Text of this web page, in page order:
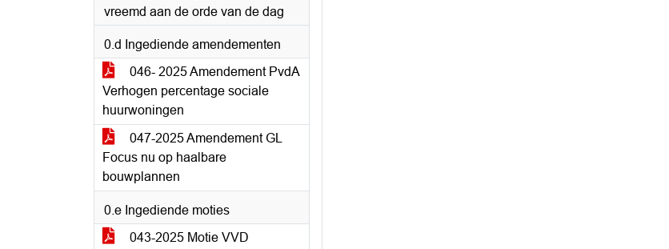
vreemd aan de orde van de dag
0.d Ingediende amendementen
046- 2025 Amendement PvdA
Verhogen percentage sociale
huurwoningen
047-2025 Amendement GL
Focus nu op haalbare
bouwplannen
0.e Ingediende moties
043-2025 Motie VVD